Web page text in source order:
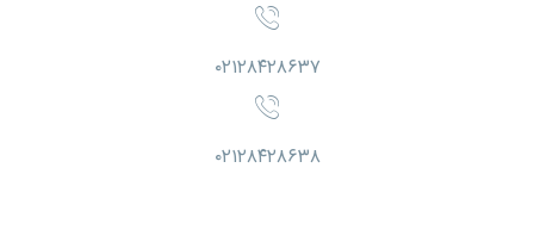
۰۲۱۲۸۴۲۸۶۳۷
۰۲۱۲۸۴۲۸۶۳۸